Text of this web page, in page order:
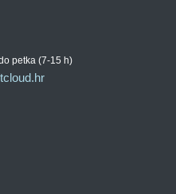
petka (7-15 h)